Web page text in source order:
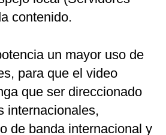
contenido.
un mayor uso de
para que el video
que ser direccionado
internacionales,
de banda internacional y